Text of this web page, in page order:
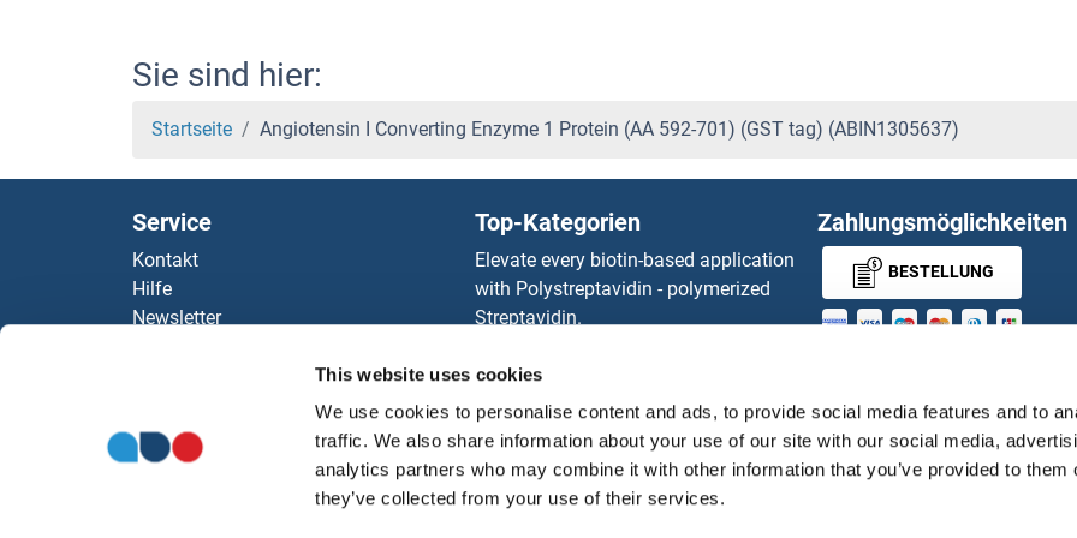
This website uses cookies
We use cookies to personalise content and ads, to provide social media features and to
traffic. We also share information about your use of our site with our social media,
analytics partners who may combine it with other information that you’ve provided to them
they’ve collected from your use of their services.
Sie sind hier:
Startseite Angiotensin I Converting Enzyme 1 Protein (AA 592-701) (GST tag) (ABIN1305637)
Service
Kontakt
Hilfe
Newsletter
Top-Kategorien
Elevate every biotin-based application
with Polystreptavidin - polymerized
Streptavidin.
Rabbit RFP Antibody
Rockland Original products
ELISA Kits
antibodies online purchase process
Unsere Distributoren
Zahlungsmöglichkeiten
BESTELLUNG
GUARANTEE